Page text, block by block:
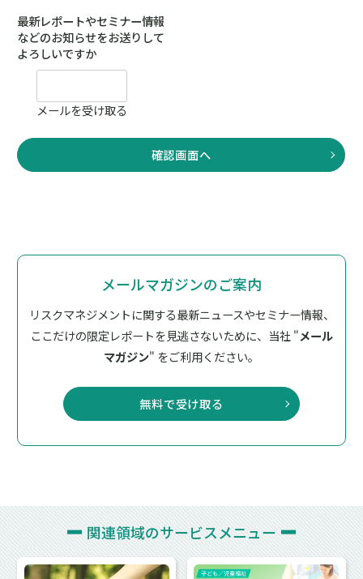
メールマガジンのご案内
リスクマネジメントに関する最新ニュースやセミナー情報、
ここだけの限定レポートを見逃さないために、 当社 "メール
マガジン" をご利用ください。
無料で受け取る
関連領域のサービスメニュー